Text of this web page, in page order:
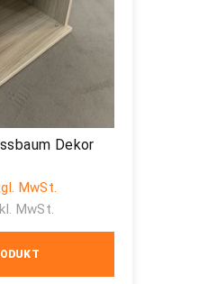
Dekor
MwSt.
MwSt.